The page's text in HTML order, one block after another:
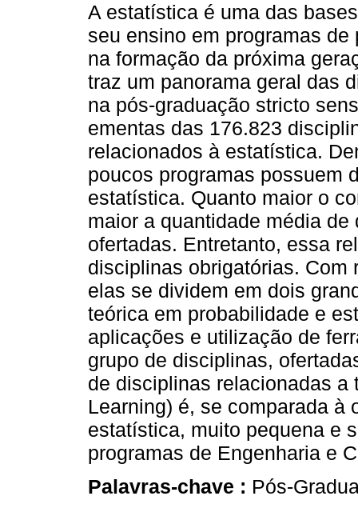
A estatística é uma das
seu ensino em programas
na formação da próxima
traz um panorama geral das
na pós-graduação stricto
ementas das 176.823
relacionados à estatística.
poucos programas possuem
estatística. Quanto maior o
maior a quantidade média
ofertadas. Entretanto, essa
disciplinas obrigatórias.
elas se dividem em dois
teórica em probabilidade e
aplicações e utilização de
grupo de disciplinas,
de disciplinas relacionadas
Learning) é, se comparada à
estatística, muito pequena e
programas de Engenharia e
Palavras-chave : Pós-